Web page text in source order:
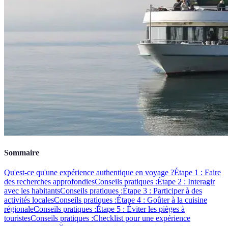
Sommaire
Qu'est-ce qu'une expérience authentique en voyage ?Étape 1 : Faire
des recherches approfondiesConseils pratiques :Étape 2 : Interagir
avec les habitantsConseils pratiques :Étape 3 : Participer à des
activités localesConseils pratiques :Étape 4 : Goûter à la cuisine
régionaleConseils pratiques :Étape 5 : Éviter les pièges à
touristesConseils pratiques :Checklist pour une expérience